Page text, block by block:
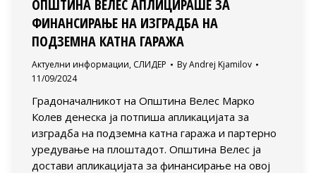
ОПШТИНА ВЕЛЕС АПЛИЦИРАШЕ ЗА
ФИНАНСИРАЊЕ НА ИЗГРАДБА НА
ПОДЗЕМНА КАТНА ГАРАЖА
Актуелни информации, СЛИДЕР ByAndrej Kjamilov
11/09/2024
Градоначалникот на Општина Велес Марко
Колев денеска ја потпиша апликацијата за
изградба на подземна катна гаража и партерно
уредување на плоштадот. Општина Велес ја
достави апликацијата за финансирање на овој